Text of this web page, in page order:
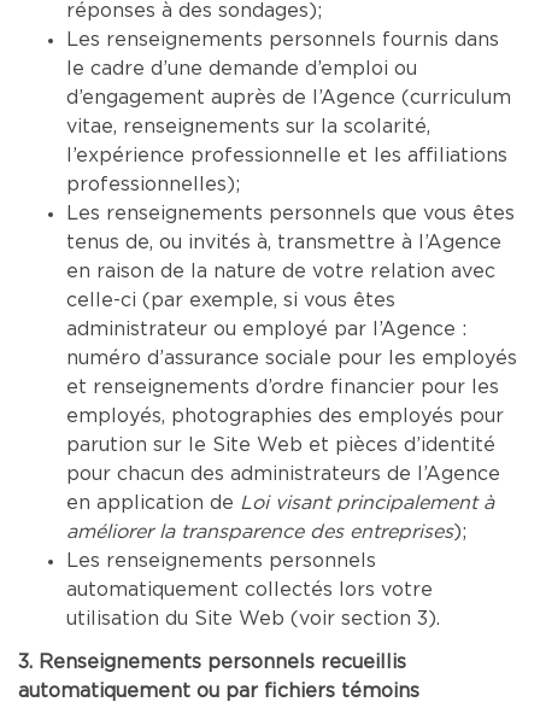
réponses à des sondages);
Les renseignements personnels fournis dans
le cadre d’une demande d’emploi ou
d’engagement auprès de l’Agence (curriculum
vitae, renseignements sur la scolarité,
l’expérience professionnelle et les affiliations
professionnelles);
Les renseignements personnels que vous êtes
tenus de, ou invités à, transmettre à l’Agence
en raison de la nature de votre relation avec
celle-ci (par exemple, si vous êtes
administrateur ou employé par l’Agence :
numéro d’assurance sociale pour les employés
et renseignements d’ordre financier pour les
employés, photographies des employés pour
parution sur le Site Web et pièces d’identité
pour chacun des administrateurs de l’Agence
en application de Loi visant principalement à
améliorer la transparence des entreprises);
Les renseignements personnels
automatiquement collectés lors votre
utilisation du Site Web (voir section 3).
3. Renseignements personnels recueillis
automatiquement ou par fichiers témoins